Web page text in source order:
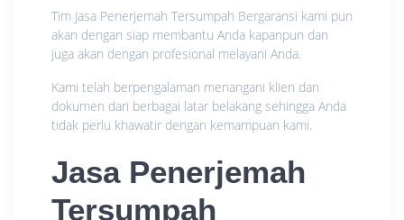
Tim Jasa Penerjemah Tersumpah Bergaransi kami pun
akan dengan siap membantu Anda kapanpun dan
juga akan dengan profesional melayani Anda.
Kami telah berpengalaman menangani klien dan
dokumen dari berbagai latar belakang sehingga Anda
tidak perlu khawatir dengan kemampuan kami.
Jasa Penerjemah
Tersumpah